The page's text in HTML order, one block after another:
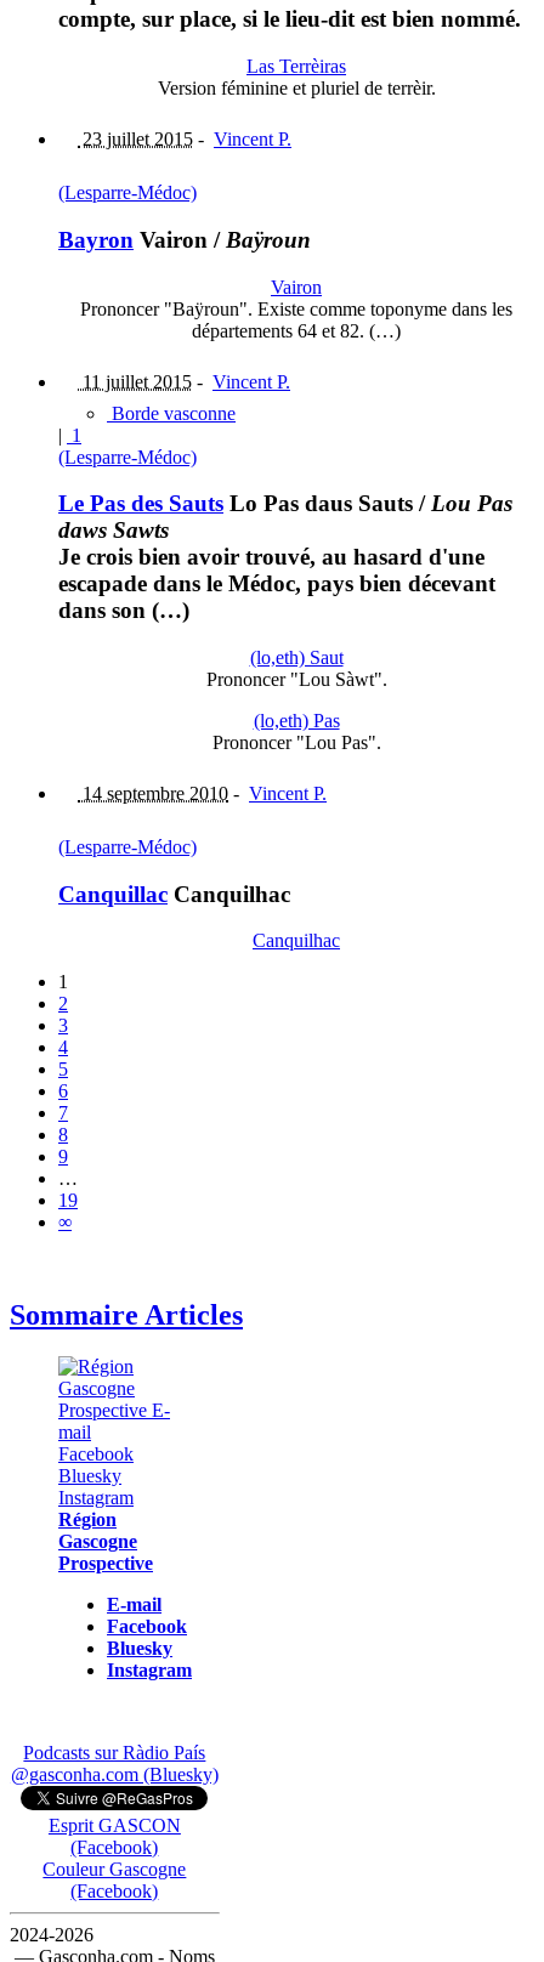
compte, sur place, si le lieu-dit est bien nommé.
Las Terrèiras
Version féminine et pluriel de terrèir.
23 juillet 2015 - Vincent P.
(Lesparre-Médoc)
Bayron Vairon / Baÿroun
Vairon
Prononcer "Baÿroun". Existe comme toponyme dans les
départements 64 et 82. (…)
11 juillet 2015 - Vincent P.
Borde vasconne
| 1
(Lesparre-Médoc)
Le Pas des Sauts Lo Pas daus Sauts /Lou Pas
daws Sawts
Je crois bien avoir trouvé, au hasard d'une
escapade dans le Médoc, pays bien décevant
dans son (…)
(lo,eth) Saut
Prononcer "Lou Sàwt".
(lo,eth) Pas
Prononcer "Lou Pas".
14 septembre 2010 - Vincent P.
(Lesparre-Médoc)
Canquillac Canquilhac
Canquilhac
1
2
3
4
5
6
7
8
9
…
19
∞
Sommaire Articles
Région
Gascogne
Prospective
E-mail
Facebook
Bluesky
Instagram
Podcasts sur Ràdio País
@gasconha.com (Bluesky)
Esprit GASCON
(Facebook)
Couleur Gascogne
(Facebook)
2024-2026
— Gasconha.com - Noms